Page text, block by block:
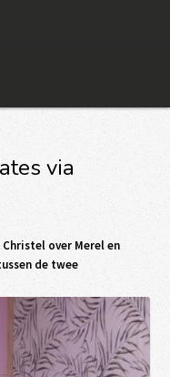
via
over Merel en
de twee